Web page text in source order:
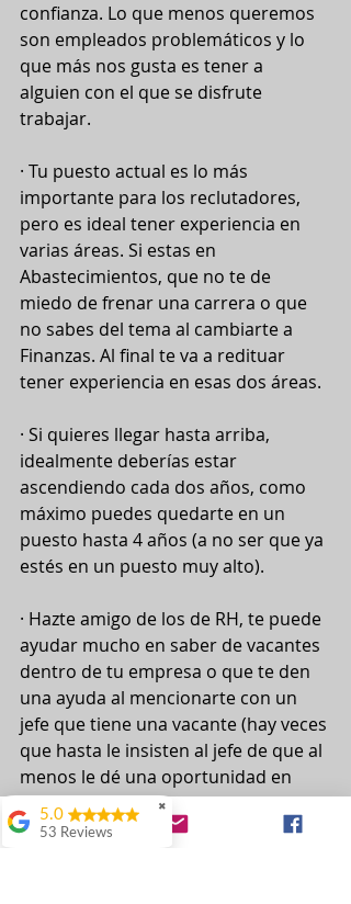
confianza. Lo que menos queremos
son empleados problemáticos y lo
que más nos gusta es tener a
alguien con el que se disfrute
trabajar.
· Tu puesto actual es lo más
importante para los reclutadores,
pero es ideal tener experiencia en
varias áreas. Si estas en
Abastecimientos, que no te de
miedo de frenar una carrera o que
no sabes del tema al cambiarte a
Finanzas. Al final te va a redituar
tener experiencia en esas dos áreas.
· Si quieres llegar hasta arriba,
idealmente deberías estar
ascendiendo cada dos años, como
máximo puedes quedarte en un
puesto hasta 4 años (a no ser que ya
estés en un puesto muy alto).
· Hazte amigo de los de RH, te puede
ayudar mucho en saber de vacantes
dentro de tu empresa o que te den
una ayuda al mencionarte con un
jefe que tiene una vacante (hay veces
que hasta le insisten al jefe de que al
menos le dé una oportunidad en
una entrevista).
✖
5.0
53 Reviews